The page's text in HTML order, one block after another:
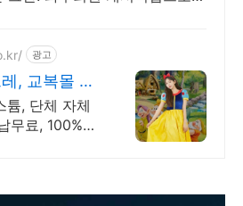
광고
, 교복몰 오
배대여
튬, 단체 자체
무료, 100%